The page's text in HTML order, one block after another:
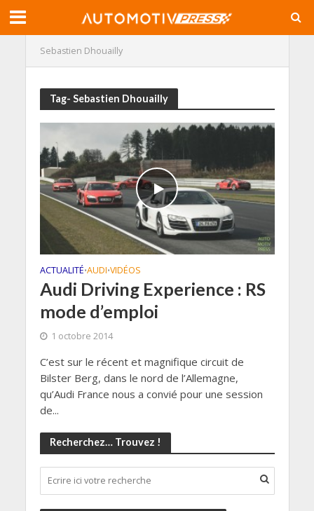
Sebastien Dhouailly
Tag- Sebastien Dhouailly
ACTUALITÉ•AUDI•VIDÉOS
Audi Driving Experience : RS
mode d’emploi
1 octobre 2014
C’est sur le récent et magnifique circuit de
Bilster Berg, dans le nord de l’Allemagne,
qu’Audi France nous a convié pour une session
de...
Recherchez… Trouvez !